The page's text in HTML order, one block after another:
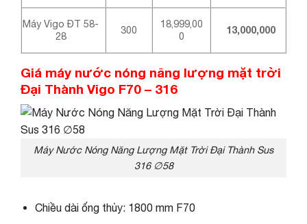
Máy Vigo ĐT 58-
28
300
18,999,00
0
13,000,000
Giá máy nước nóng năng lượng mặt trời
Đại Thành Vigo F70 – 316
Máy Nước Nóng Năng Lượng Mặt Trời Đại Thành Sus
316 ∅58
Chiều dài ống thủy: 1800 mm F70